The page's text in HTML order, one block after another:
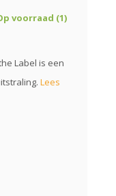
voorraad (1)
Label is een
Lees